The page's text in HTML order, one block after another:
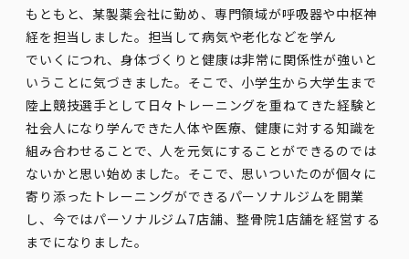
もともと、某製薬会社に勤め、専門領域が呼吸器や中枢神
経を担当しました。担当して病気や老化などを学ん
でいくにつれ、身体づくりと健康は非常に関係性が強いと
いうことに気づきました。そこで、小学生から大学生まで
陸上競技選手として日々トレーニングを重ねてきた経験と
社会人になり学んできた人体や医療、健康に対する知識を
組み合わせることで、人を元気にすることができるのでは
ないかと思い始めました。そこで、思いついたのが個々に
寄り添ったトレーニングができるパーソナルジムを開業
し、今ではパーソナルジム7店舗、整骨院1店舗を経営する
までになりました。